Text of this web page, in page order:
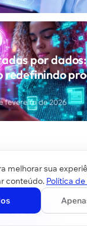
por
redefinindo
fevereiro de 2026
melhorar sua
conteúdo. Política